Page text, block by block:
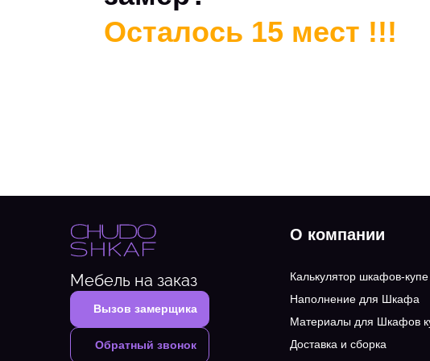
Осталось 15 мест !!!
Мебель на заказ
Вызов замерщика
Обратный звонок
О компании
Калькулятор шкафов-купе
Наполнение для Шкафа
Материалы для Шкафов
Доставка и сборка